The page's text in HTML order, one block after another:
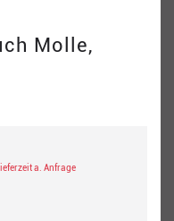
Molle,
a. Anfrage